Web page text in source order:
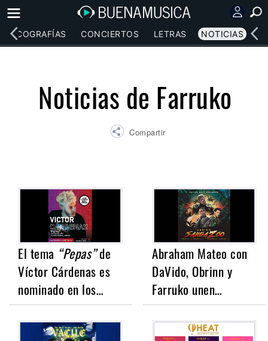
DISCOGRAFÍAS CONCIERTOS LETRAS NOTICIAS
Noticias de Farruko
Compartir
El tema “Pepas”de
Víctor Cárdenas es
nominado en los…
Abraham Mateo con
DaVido, Obrinn y
Farruko unen…